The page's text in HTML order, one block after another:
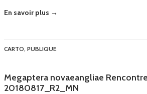
En savoir plus →
CARTO, PUBLIQUE
Megaptera novaeangliae
20180817_R2_MN